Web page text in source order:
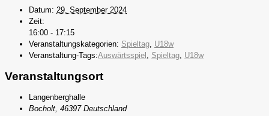
Datum: 29. September 2024
Zeit:
16:00 - 17:15
Veranstaltungskategorien: Spieltag, U18w
Veranstaltung-Tags:Auswärtsspiel , Spieltag, U18w
Veranstaltungsort
Langenberghalle
Bocholt, 46397 Deutschland